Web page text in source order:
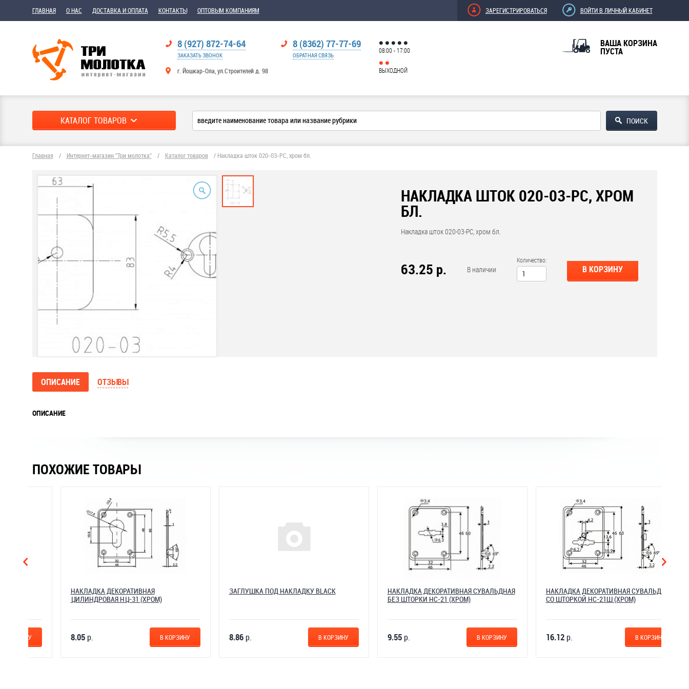
ГЛАВНАЯ О НАС ДОСТАВКА И ОПЛАТА КОНТАКТЫ ОПТОВЫМ КОМПАНИЯМ ЗАРЕГИСТРИРОВАТЬСЯ ВОЙТИ В ЛИЧНЫЙ КАБИНЕТ
8 (927) 872-74-64
ЗАКАЗАТЬ ЗВОНОК
г. Йошкар-Ола, ул.Строителей д. 98
8 (8362) 77-77-69
ОБРАТНАЯ СВЯЗЬ
08:00 - 17:00
ВЫХОДНОЙ
ВАША КОРЗИНА
ПУСТА
КАТАЛОГ ТОВАРОВ
Главная / Интернет-магазин "Три молотка" / Каталог товаров / Накладка шток 020-03-РС, хром бл.
НАКЛАДКА ШТОК 020-03-РС, ХРОМ
БЛ.
Накладка шток 020-03-РС, хром бл.
63.25 р. В наличии
Количество:
В КОРЗИНУ
ОПИСАНИЕ ОТЗЫВЫ
ОПИСАНИЕ
ПОХОЖИЕ ТОВАРЫ
НАКЛАДКА ДЕКОРАТИВНАЯ
ЦИЛИНДРОВАЯ НЦ-31 (ХРОМ)
В КОРЗИНУ
ЗАГЛУШКА ПОД НАКЛАДКУ BLACK
В КОРЗИНУ
НАКЛАДКА ДЕКОРАТИВНАЯ СУВАЛЬДНАЯ
БЕЗ ШТОРКИ НС-21 (ХРОМ)
В КОРЗИНУ
НАКЛАДКА ДЕКОРАТИВНАЯ СУВАЛЬДНАЯ
СО ШТОРКОЙ НС-21Ш (ХРОМ)
В КОРЗИНУ